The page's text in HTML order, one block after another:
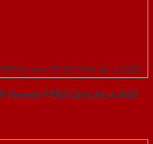
Veneer P1R2 Căm Xe-a-SGD